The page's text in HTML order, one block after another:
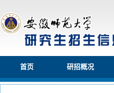
首页 研招概况